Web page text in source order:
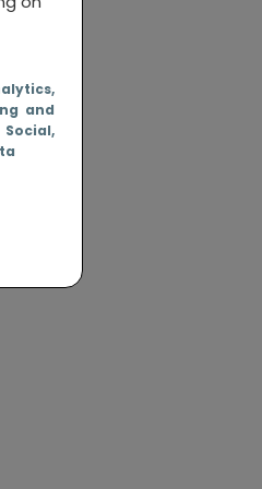
,
and
Social,